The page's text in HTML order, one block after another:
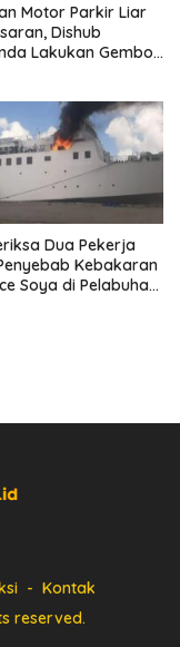
Motor Parkir Liar
Dishub
Lakukan Gembok
Dua Pekerja
Kebakaran
Soya di Pelabuhan
Kontak
reserved.